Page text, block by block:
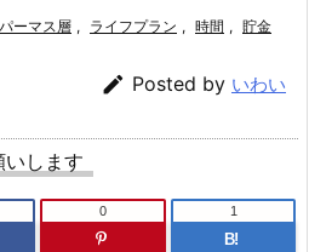
ーマス層 , ライフプラン , 時間 , 貯金
 Posted by いわい
いします
0
B!
1